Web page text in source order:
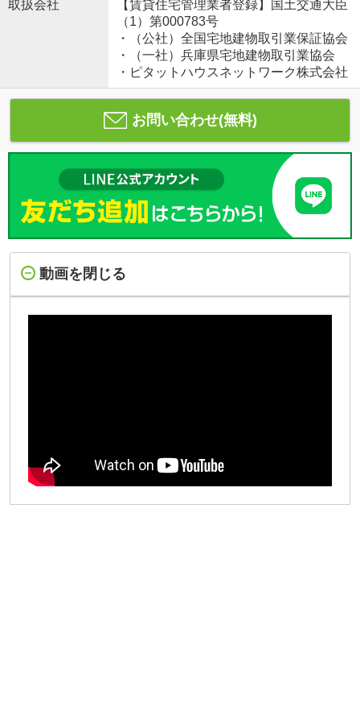
取扱会社
【賃貸住宅管理業者登録】国土交通大臣
（1）第000783号
・（公社）全国宅地建物取引業保証協会
・（一社）兵庫県宅地建物取引業協会
・ピタットハウスネットワーク株式会社
お問い合わせ(無料)
動画を閉じる